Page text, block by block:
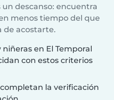
descanso: encuentra
menos tiempo del que
de acostarte.
en El Temporal
con estos criterios
la verificación